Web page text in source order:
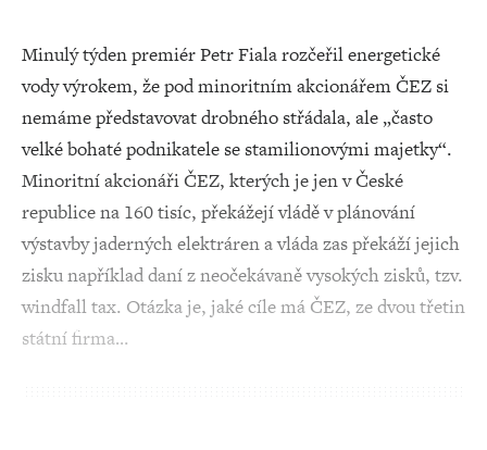
Minulý týden premiér Petr Fiala rozčeřil energetické
vody výrokem, že pod minoritním akcionářem ČEZ si
nemáme představovat drobného střádala, ale „často
velké bohaté podnikatele se stamilionovými majetky“.
Minoritní akcionáři ČEZ, kterých je jen v České
republice na 160 tisíc, překážejí vládě v plánování
výstavby jaderných elektráren a vláda zas překáží jejich
zisku například daní z neočekávaně vysokých zisků, tzv.
windfall tax. Otázka je, jaké cíle má ČEZ, ze dvou třetin
státní firma…